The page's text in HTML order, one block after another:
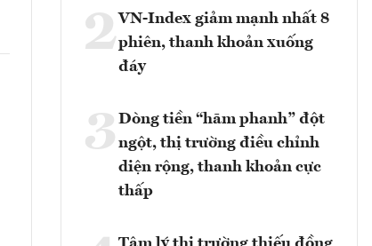
2VN-Index giảm mạnh nhất 8
phiên, thanh khoản xuống
đáy
3 Dòng tiền “hãm phanh” đột
ngột, thị trường điều chỉnh
diện rộng, thanh khoản cực
thấp